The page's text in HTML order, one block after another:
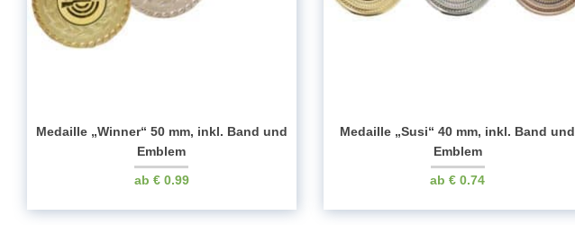
Medaille „Winner“ 50 mm, inkl. Band und
Emblem
€0.99
Medaille „Susi“ 40 mm, inkl. Band und
Emblem
€ 0.74